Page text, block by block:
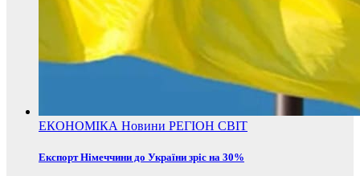
ЕКОНОМІКА Новини РЕГІОН СВІТ
Експорт Німеччини до України зріс на 30%